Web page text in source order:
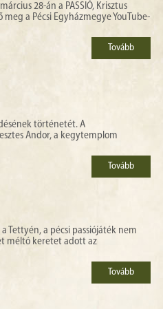
28-án a PASSIÓ, Krisztus
a Pécsi Egyházmegye YouTube-
Tovább
történetét. A
Andor, a kegytemplom
Tovább
Tettyén, a pécsi passiójáték nem
méltó keretet adott az
Tovább